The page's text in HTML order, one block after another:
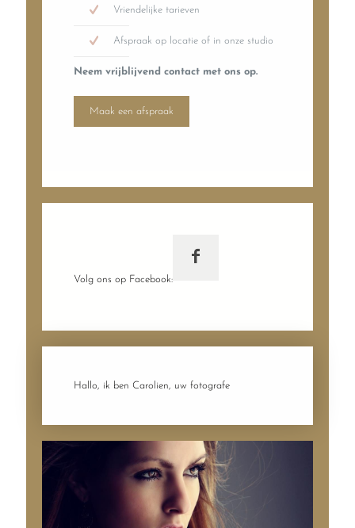
Vriendelijke tarieven
Afspraak op locatie of in onze studio
Neem vrijblijvend contact met ons op.
Maak een afspraak
Volg ons op Facebook:
Hallo, ik ben Carolien, uw fotografe